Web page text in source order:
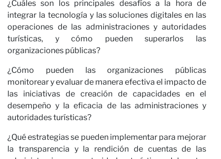
¿Cuáles son los principales desafíos a la hora de
integrar la tecnología y las soluciones digitales en las
operaciones de las administraciones y autoridades
turísticas, y cómo pueden superarlos las
organizaciones públicas?
¿Cómo pueden las organizaciones públicas
monitorear y evaluar de manera efectiva el impacto de
las iniciativas de creación de capacidades en el
desempeño y la eficacia de las administraciones y
autoridades turísticas?
¿Qué estrategias se pueden implementar para mejorar
la transparencia y la rendición de cuentas de las